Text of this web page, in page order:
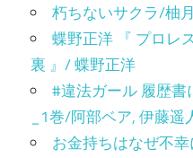
朽ちないサクラ/柚
蝶野正洋 『 プロレ
裏 』/ 蝶野正洋
#違法ガール 履歴書
_1巻/阿部ベア, 伊藤遥
お金持ちはなぜ不